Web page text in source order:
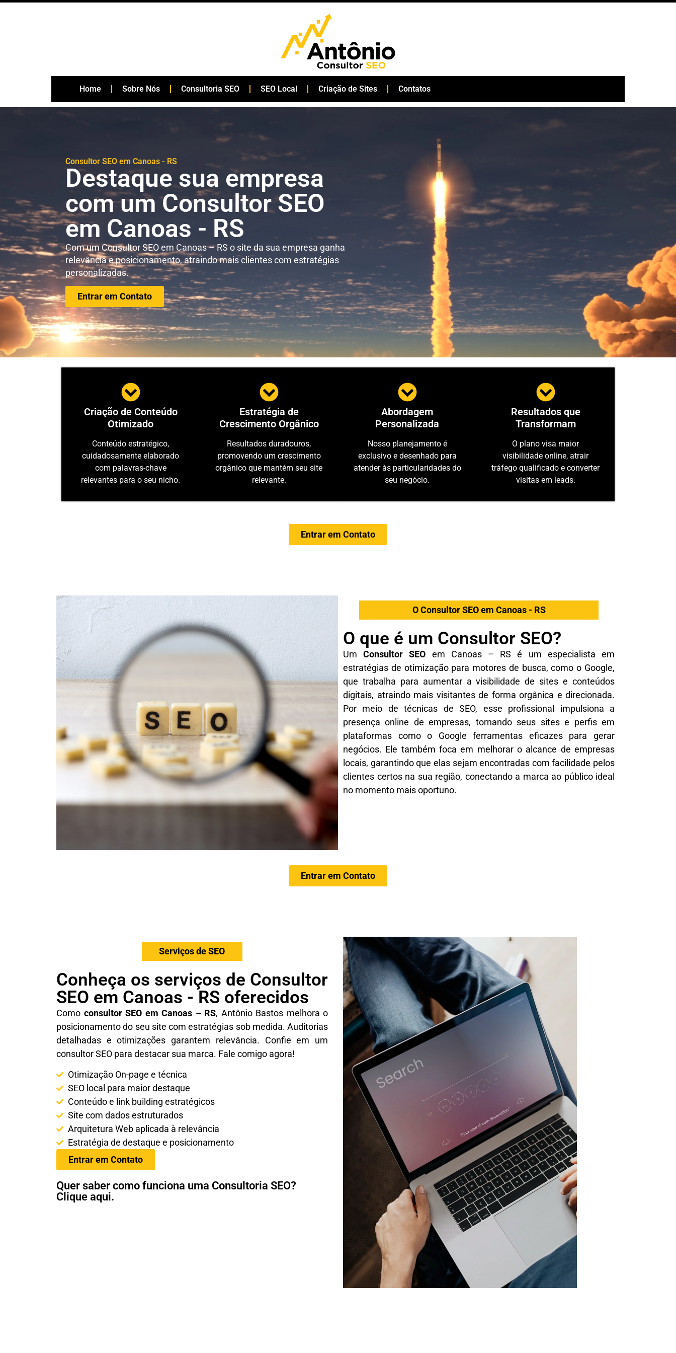
Home Sobre Nós Consultoria SEO SEO Local Criação de Sites Contatos
Consultor SEO em Canoas - RS
Destaque sua empresa
com um Consultor SEO
em Canoas - RS
Com um Consultor SEO em Canoas – RS o site da sua empresa ganha
relevância e posicionamento, atraindo mais clientes com estratégias
personalizadas.
Entrar em Contato
Criação de Conteúdo
Otimizado
Conteúdo estratégico,
cuidadosamente elaborado
com palavras-chave
relevantes para o seu nicho.
Estratégia de
Crescimento Orgânico
Resultados duradouros,
promovendo um crescimento
orgânico que mantém seu site
relevante.
Abordagem
Personalizada
Nosso planejamento é
exclusivo e desenhado para
atender às particularidades do
seu negócio.
Resultados que
Transformam
O plano visa maior
visibilidade online, atrair
tráfego qualificado e converter
visitas em leads.
Entrar em Contato
O Consultor SEO em Canoas - RS
O que é um Consultor SEO?
UmConsultor SEO em Canoas – RS é um especialista em
estratégias de otimização para motores de busca, como o Google,
que trabalha para aumentar a visibilidade de sites e conteúdos
digitais, atraindo mais visitantes de forma orgânica e direcionada.
Por meio de técnicas de SEO, esse profissional impulsiona a
presença online de empresas, tornando seus sites e perfis em
plataformas como o Google ferramentas eficazes para gerar
negócios. Ele também foca em melhorar o alcance de empresas
locais, garantindo que elas sejam encontradas com facilidade pelos
clientes certos na sua região, conectando a marca ao público ideal
no momento mais oportuno.
Entrar em Contato
Serviços de SEO
Conheça os serviços de Consultor
SEO em Canoas - RS oferecidos
Como consultor SEO em Canoas – RS, Antônio Bastos melhora o
posicionamento do seu site com estratégias sob medida. Auditorias
detalhadas e otimizações garantem relevância. Confie em um
consultor SEO para destacar sua marca. Fale comigo agora!
Otimização On-page e técnica
SEO local para maior destaque
Conteúdo e link building estratégicos
Site com dados estruturados
Arquitetura Web aplicada à relevância
Estratégia de destaque e posicionamento
Entrar em Contato
Quer saber como funciona uma Consultoria SEO?
Clique aqui.